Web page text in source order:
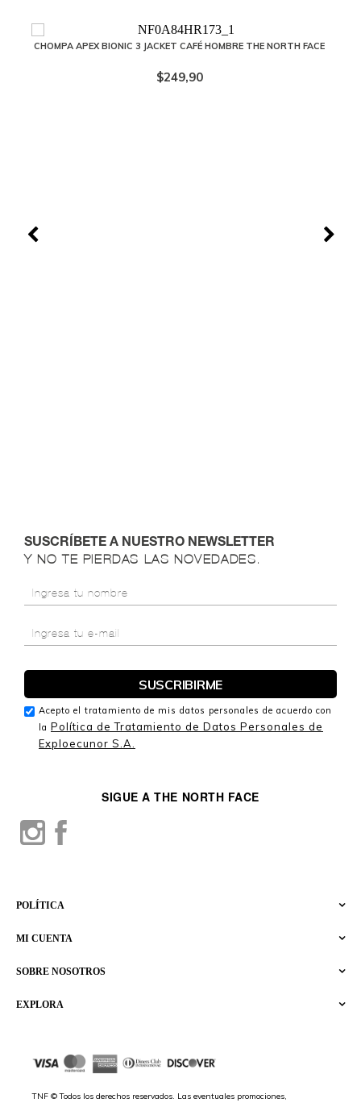
CHOMPA APEX BIONIC 3 JACKET CAFÉ HOMBRE THE NORTH FACE
$249,90
EXPLORA
SOBRE NOSOTROS
MI CUENTA
POLÍTICA
SIGUE A THE NORTH FACE
TNF © Todos los derechos reservados. Las eventuales promociones,
SUSCRÍBETE A NUESTRO NEWSLETTER
Y NO TE PIERDAS LAS NOVEDADES.
Acepto el tratamiento de mis datos personales de acuerdo con
la Política de Tratamiento de Datos Personales de
Exploecunor S.A.